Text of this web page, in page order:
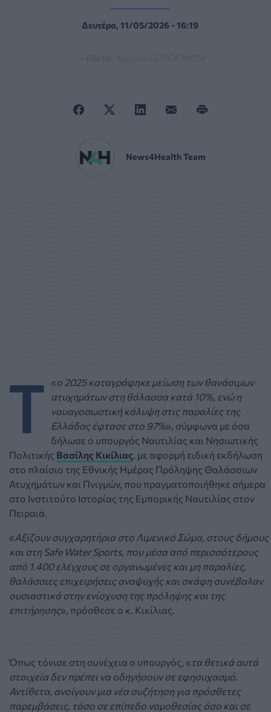
Δευτέρα, 11/05/2026 - 16:19
News4Health Team
«
Τ
ο 2025 καταγράφηκε μείωση των θανάσιμων
ατυχημάτων στη θάλασσα κατά 10%, ενώ η
ναυαγοσωστική κάλυψη στις παραλίες της
Ελλάδας έφτασε στο 97%», σύμφωνα με όσα
δήλωσε ο υπουργός Ναυτιλίας και Νησιωτικής
Πολιτικής Βασίλης Κικίλιας , με αφορμή ειδική εκδήλωση
στο πλαίσιο της Εθνικής Ημέρας Πρόληψης Θαλάσσιων
Ατυχημάτων και Πνιγμών, που πραγματοποιήθηκε σήμερα
στο Ινστιτούτο Ιστορίας της Εμπορικής Ναυτιλίας στον
Πειραιά.
«Αξίζουν συγχαρητήρια στο Λιμενικό Σώμα, στους δήμους
και στη Safe Water Sports, που μέσα από περισσότερους
από 1.400 ελέγχους σε οργανωμένες και μη παραλίες,
θαλάσσιες επιχειρήσεις αναψυχής και σκάφη συνέβαλαν
ουσιαστικά στην ενίσχυση της πρόληψης και της
επιτήρησης», πρόσθεσε ο κ. Κικίλιας.
Όπως τόνισε στη συνέχεια ο υπουργός, «τα θετικά αυτά
στοιχεία δεν πρέπει να οδηγήσουν σε εφησυχασμό.
Αντίθετα, ανοίγουν μια νέα συζήτηση για πρόσθετες
παρεμβάσεις, τόσο σε επίπεδο νομοθεσίας όσο και σε